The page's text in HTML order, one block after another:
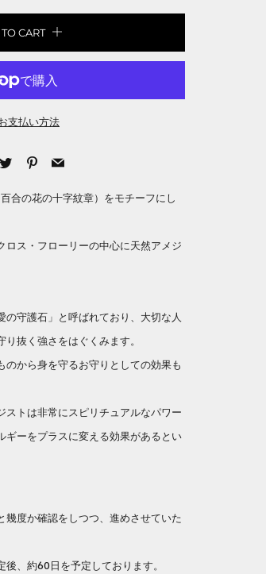
CART
支払い方法
TwitterPinterest
Email
合の花の十字紋章）をモチーフにし
ロス・フローリーの中心に天然アメジ
の守護石」と呼ばれており、大切な人
抜く強さをはぐくみます。
のから身を守るお守りとしての効果も
ストは非常にスピリチュアルなパワー
ギーをプラスに変える効果があるとい
度か確認をしつつ、進めさせていた
、約60日を予定しております。